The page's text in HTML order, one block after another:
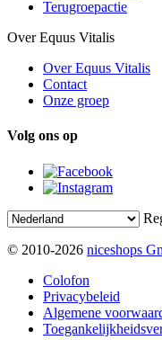
Terugroepactie
Over Equus Vitalis
Over Equus Vitalis
Contact
Onze groep
Volg ons op
© 2010-2026 niceshops
Colofon
Privacybeleid
Algemene